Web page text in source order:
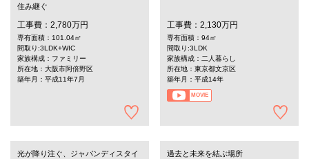
住み継ぐ
工事費：2,780万円
専有面積：101.04㎡
間取り:3LDK+WIC
家族構成：ファミリー
所在地：大阪市阿倍野区
築年月：平成11年7月
工事費：2,130万円
専有面積：94㎡
間取り:3LDK
家族構成：二人暮らし
所在地：東京都文京区
築年月：平成14年
MOVIE
光が降り注ぐ、ジャパンディスタイ
過去と未来を結ぶ場所